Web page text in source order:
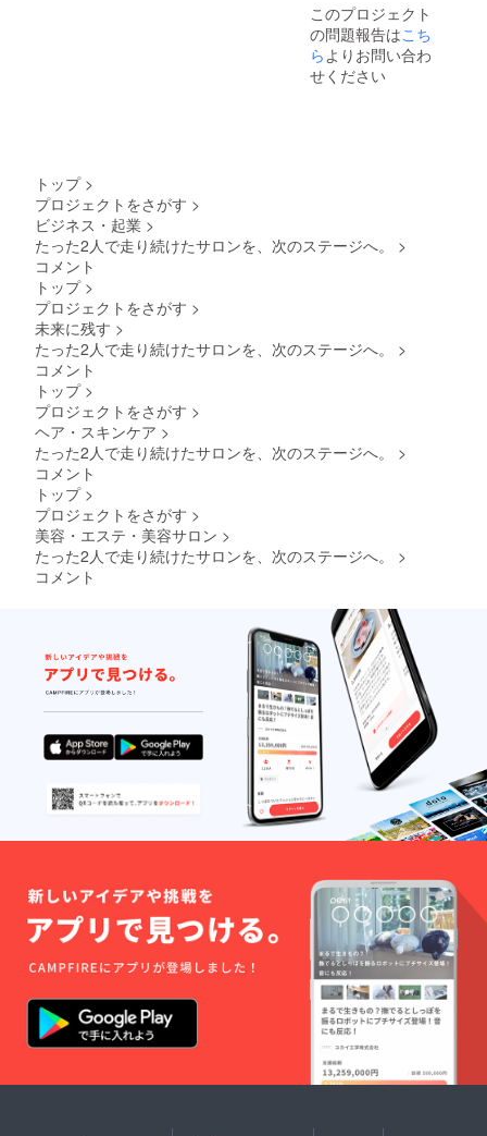
このプロジェクト
の問題報告はこち
ら よりお問い合わ
せください
トップ >
プロジェクトをさがす >
ビジネス・起業 >
たった2人で走り続けたサロンを、次のステージへ。 >
コメント
トップ >
プロジェクトをさがす >
未来に残す >
たった2人で走り続けたサロンを、次のステージへ。 >
コメント
トップ >
プロジェクトをさがす >
ヘア・スキンケア >
たった2人で走り続けたサロンを、次のステージへ。 >
コメント
トップ >
プロジェクトをさがす >
美容・エステ・美容サロン >
たった2人で走り続けたサロンを、次のステージへ。 >
コメント